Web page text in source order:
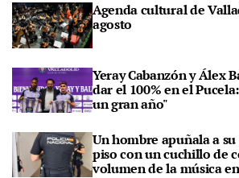
Agenda cultural de
agosto
Yeray Cabanzón y Álex
dar el 100% en el
un gran año"
Un hombre apuñala a
piso con un cuchillo de
volumen de la música